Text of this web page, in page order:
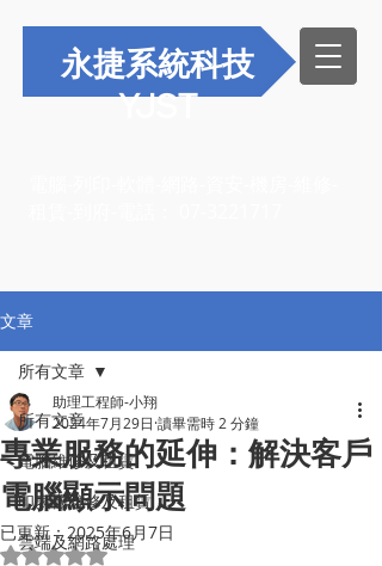
永捷系統科技
YJST
文章
所有文章
電腦維修及租賃
印表機維修及租賃
雲端及網路處理
所有文章
專業服務的延伸：解決客戶
電腦顯示問題
助理工程師-小翔
2024年7月29日 讀畢需時 2 分鐘
已更新：2025年6月7日
評等為 NaN（最高為 5 顆星）。